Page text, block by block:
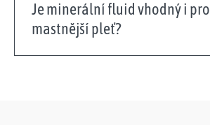
Je minerální fluid vhodný i pro
mastnější pleť?